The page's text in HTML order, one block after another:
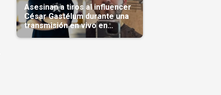
Asesinan a tiros al influencer
César Gastélum durante una
transmisión en vivo en
Sinaloa(Video)